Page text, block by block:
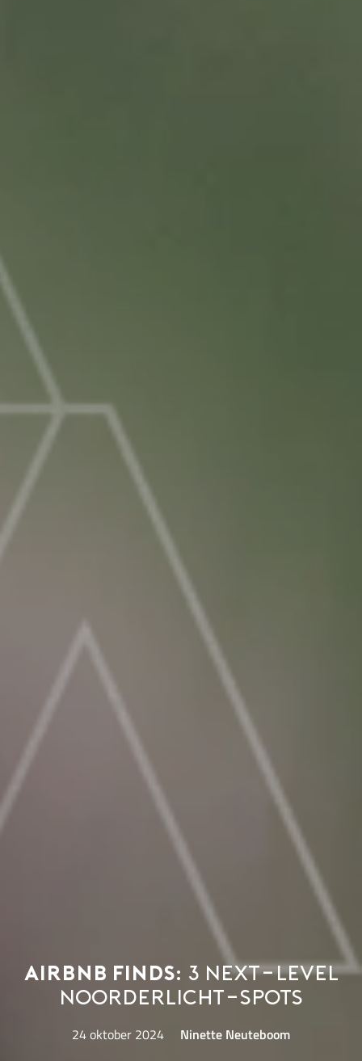
Airbnb Finds: 3 next-level
noorderlicht-spots
24 oktober 2024 Ninette Neuteboom